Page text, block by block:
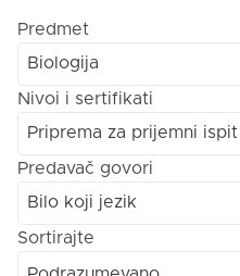
Predmet
Biologija
Nivoi i sertifikati
Priprema za prijemni ispit
Predavač govori
Bilo koji jezik
Sortirajte